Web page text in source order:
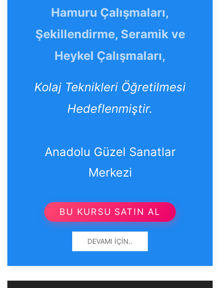
Hamuru Çalışmaları,
Şekillendirme, Seramik ve
Heykel Çalışmaları,
Kolaj Teknikleri Öğretilmesi
Hedeflenmiştir.
Anadolu Güzel Sanatlar
Merkezi
BU KURSU SATIN AL
DEVAMI İÇIN..